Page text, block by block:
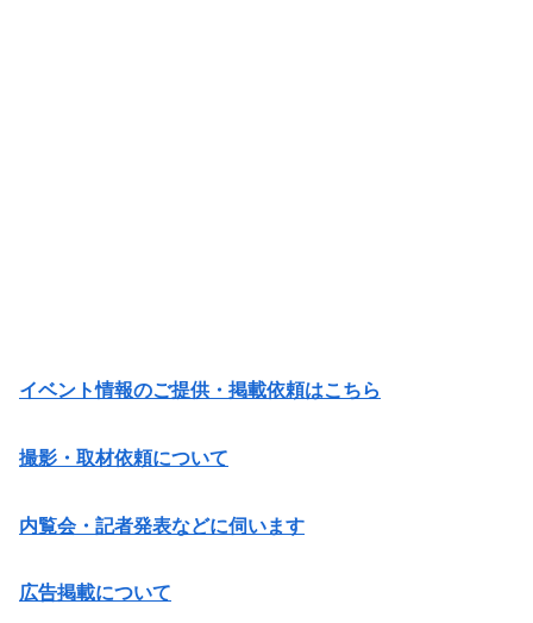
イベント情報のご提供・掲載依頼はこちら
撮影・取材依頼について
内覧会・記者発表などに伺います
広告掲載について